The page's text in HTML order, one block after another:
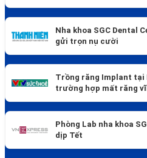
Nha khoa SGC Dental
gửi trọn nụ cười
Trồng răng Implant tại
trường hợp mất răng
Phòng Lab nha khoa
dịp Tết